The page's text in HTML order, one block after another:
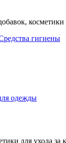
косметики
гигиены
одежды
для ухода